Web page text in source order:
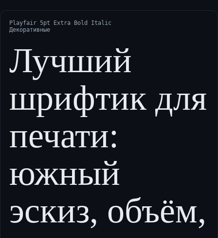
Playfair 5pt Extra Bold Italic
Декоративные
Лучший
шрифтик для
печати:
южный
эскиз, объём,